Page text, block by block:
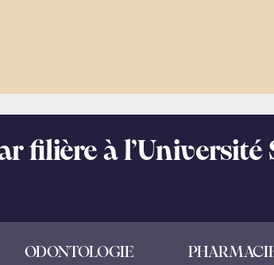
filière à l’Université
ODONTOLOGIE